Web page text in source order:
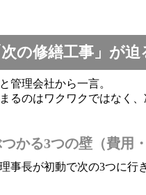
の修繕工事」が迫
管理会社から一言。
るのはワクワクではなく
かる3つの壁（費用
事長が初動で次の3つに行